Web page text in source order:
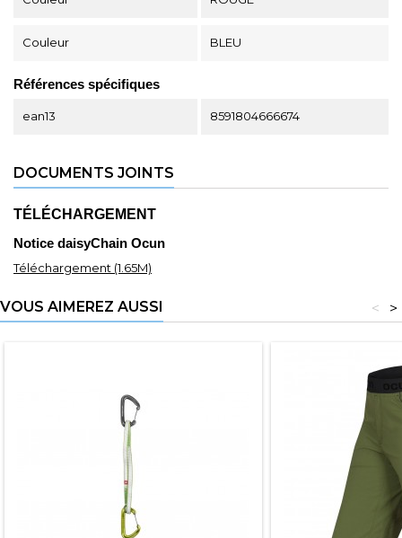
Couleur BLEU
Références spécifiques
ean13 8591804666674
DOCUMENTS JOINTS
TÉLÉCHARGEMENT
Notice daisyChain Ocun
Téléchargement (1.65M)
VOUS AIMEREZ AUSSI >
<